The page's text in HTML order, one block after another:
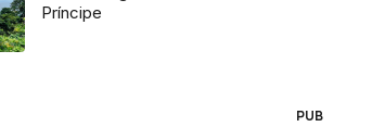
Príncipe
PUB